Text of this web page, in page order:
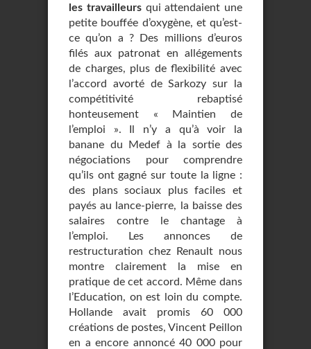
les travailleursqui attendaient une
petite bouffée d’oxygène, et qu’est-
ce qu’on a ? Des millions d’euros
filés aux patronat en allégements
de charges, plus de flexibilité avec
l’accord avorté de Sarkozy sur la
compétitivité rebaptisé
honteusement « Maintien de
l’emploi ». Il n’y a qu’à voir la
banane du Medef à la sortie des
négociations pour comprendre
qu’ils ont gagné sur toute la ligne :
des plans sociaux plus faciles et
payés au lance-pierre, la baisse des
salaires contre le chantage à
l’emploi. Les annonces de
restructuration chez Renault nous
montre clairement la mise en
pratique de cet accord. Même dans
l’Education, on est loin du compte.
Hollande avait promis 60 000
créations de postes, Vincent Peillon
en a encore annoncé 40 000 pour